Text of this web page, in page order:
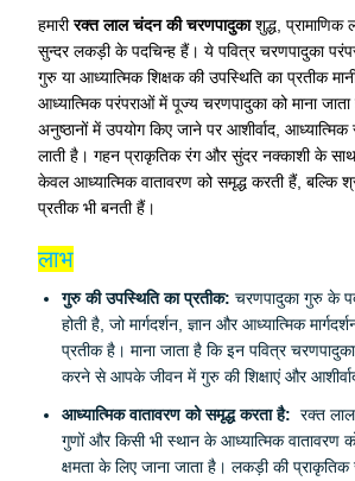
हमारीरक्त लाल चंदन की चरणपादुकाशुद्ध, प्रामाणिक
सुन्दर लकड़ी के पदचिन्ह हैं। ये पवित्र चरणपादुका
गुरु या आध्यात्मिक शिक्षक की उपस्थिति का प्रतीक
आध्यात्मिक परंपराओं में पूज्य चरणपादुका को माना
अनुष्ठानों में उपयोग किए जाने पर आशीर्वाद, आध्यात्मिक
लाती है। गहन प्राकृतिक रंग और सुंदर नक्काशी के
केवल आध्यात्मिक वातावरण को समृद्ध करती हैं, बल्कि
प्रतीक भी बनती हैं।
लाभ
गुरु की उपस्थिति का प्रतीक: चरणपादुका गुरु के
होती है, जो मार्गदर्शन, ज्ञान और आध्यात्मिक
प्रतीक है। माना जाता है कि इन पवित्र
करने से आपके जीवन में गुरु की शिक्षाएं और
आध्यात्मिक वातावरण को समृद्ध करता है: रक्त
गुणों और किसी भी स्थान के आध्यात्मिक वातावरण
क्षमता के लिए जाना जाता है। लकड़ी की